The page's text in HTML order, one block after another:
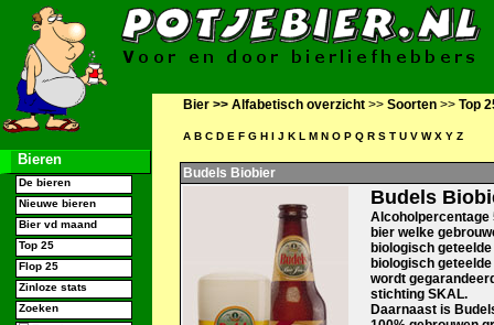
Bieren
De bieren
Nieuwe bieren
Bier vd maand
Top 25
Flop 25
Zinloze stats
Zoeken
Bier >> Alfabetisch overzicht >> Soorten >> Top
A B C D E F G H I J K L M N O P Q R S T U V W X Y Z
Budels Biobier
Budels
Alcoholpercentage
bier welke
biologisch
biologisch
wordt
stichting SKAL.
Daarnaast is